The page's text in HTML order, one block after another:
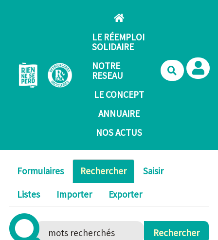
LE RÉEMPLOI
SOLIDAIRE
NOTRE
RESEAU
LE CONCEPT
ANNUAIRE
NOS ACTUS
Formulaires Rechercher
Saisir
Listes
Importer Exporter